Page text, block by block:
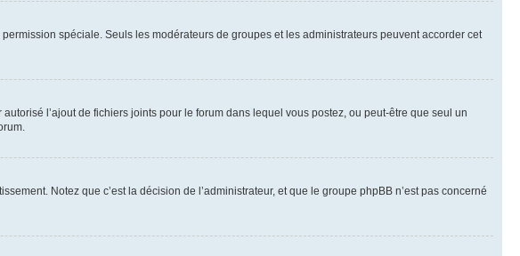
spéciale. Seuls les modérateurs de groupes et les administrateurs peuvent accorder cet
l’ajout de fichiers joints pour le forum dans lequel vous postez, ou peut-être que seul un
Notez que c’est la décision de l’administrateur, et que le groupe phpBB n’est pas concerné